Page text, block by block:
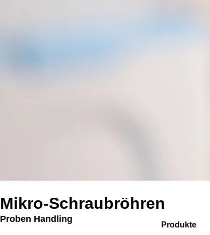
Mikro-Schraubröhren
Proben Handling
Produkte